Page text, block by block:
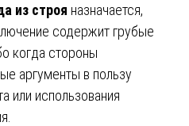
из строя назначается,
содержит грубые
когда стороны
аргументы в пользу
или использования